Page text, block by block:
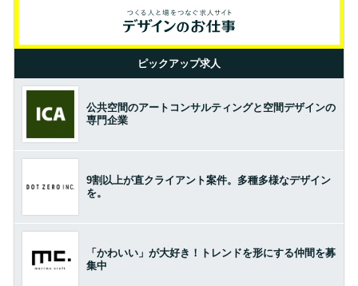
ピックアップ求人
公共空間のアートコンサルティングと空間デザインの
専門企業
9割以上が直クライアント案件。多種多様なデザイン
を。
「かわいい」が大好き！トレンドを形にする仲間を募
集中